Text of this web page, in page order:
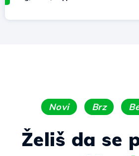
Novi Brz
Želiš da se